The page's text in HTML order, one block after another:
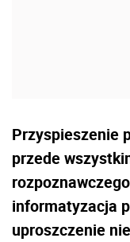
Przyspieszenie
przede
informatyzacja
uproszczenie